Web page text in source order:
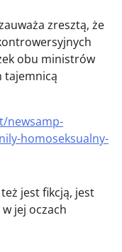
zresztą, że
obu ministrów
tajemnicą
newsamp-
homoseksualny-
jest fikcją, jest
jej oczach